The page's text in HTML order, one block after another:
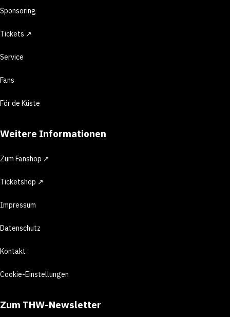
Sponsoring
Tickets ↗
Service
Fans
För de Küste
Weitere Informationen
Zum Fanshop ↗
Ticketshop ↗
Impressum
Datenschutz
Kontakt
Cookie-Einstellungen
Zum THW-Newsletter